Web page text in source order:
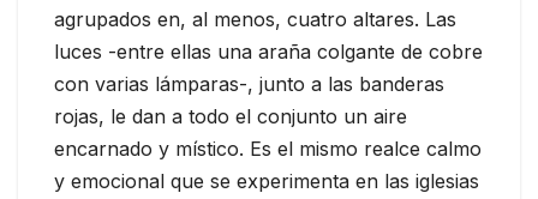
agrupados en, al menos, cuatro altares. Las
luces -entre ellas una araña colgante de cobre
con varias lámparas-, junto a las banderas
rojas, le dan a todo el conjunto un aire
encarnado y místico. Es el mismo realce calmo
y emocional que se experimenta en las iglesias